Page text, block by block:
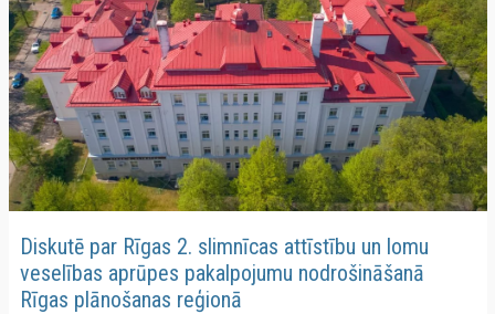
Diskutē par Rīgas 2. slimnīcas attīstību un lomu
veselības aprūpes pakalpojumu nodrošināšanā
Rīgas plānošanas reģionā